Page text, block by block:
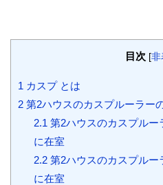
目次 [非
1 カスプ とは
2 第2ハウスのカスプルーラー
2.1 第2ハウスのカスプルー
に在室
2.2第2ハウスのカスプルー
に在室